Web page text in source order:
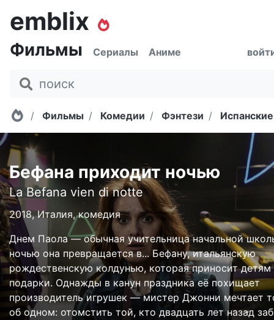
emblix
Фильмы Сериалы Аниме
Главная
Фильмы Комедии Фэнтези Испанские
Бефана приходит ночью
La Befana vien di notte
2018, Италия, комедия
Днем Паола — обычная учительница начальной
ночью она превращается в... Бефану, итальянскую
рождественскую колдунью, которая приносит детям
подарки. Однажды в канун праздника её похищает
производитель игрушек — мистер Джонни мечтает
об одном: отомстить той, кто двадцать лет назад